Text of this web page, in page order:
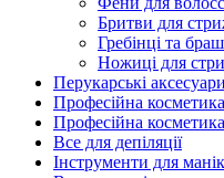
Бритви для
Гребінці та
Ножиці для
Перукарські аксесуари
Професійна
Професійна
Все для депіляції
Інструменти для